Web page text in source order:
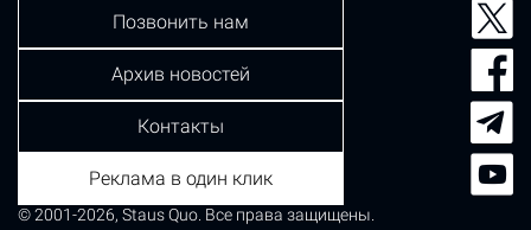
© 2001-2026, Staus Quo. Все права защищены.
Позвонить нам
Архив новостей
Контакты
Реклама в один клик